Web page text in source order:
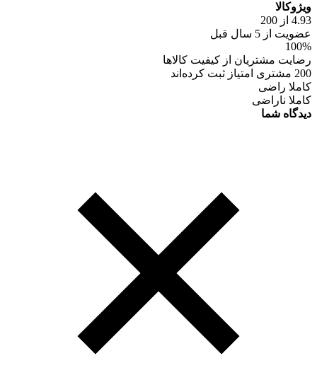
ویژوکالا
4.93 از 200
عضویت از 5 سال قبل
100%
رضایت مشتریان از کیفیت کالاها
200 مشتری امتیاز ثبت کرده‌اند
کاملا راضی
کاملا ناراضی
دیدگاه شما